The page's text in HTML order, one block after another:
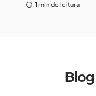
1 min de leitura